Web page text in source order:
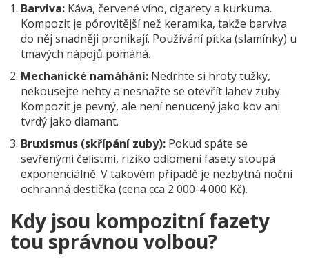
Barviva: Káva, červené víno, cigarety a kurkuma.
Kompozit je pórovitější než keramika, takže barviva
do něj snadněji pronikají. Používání pítka (slamínky) u
tmavých nápojů pomáhá.
Mechanické namáhání: Nedrhte si hroty tužky,
nekousejte nehty a nesnažte se otevřít lahev zuby.
Kompozit je pevný, ale není nenucený jako kov ani
tvrdý jako diamant.
Bruxismus (skřípání zuby): Pokud spáte se
sevřenými čelistmi, riziko odlomení fasety stoupá
exponenciálně. V takovém případě je nezbytná noční
ochranná destička (cena cca 2 000-4 000 Kč).
Kdy jsou kompozitní fazety
tou správnou volbou?